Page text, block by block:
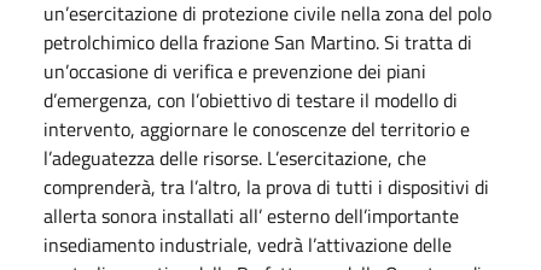
un’esercitazione di protezione civile nella zona del polo
petrolchimico della frazione San Martino. Si tratta di
un’occasione di verifica e prevenzione dei piani
d’emergenza, con l’obiettivo di testare il modello di
intervento, aggiornare le conoscenze del territorio e
l’adeguatezza delle risorse. L’esercitazione, che
comprenderà, tra l’altro, la prova di tutti i dispositivi di
allerta sonora installati all’ esterno dell’importante
insediamento industriale, vedrà l’attivazione delle